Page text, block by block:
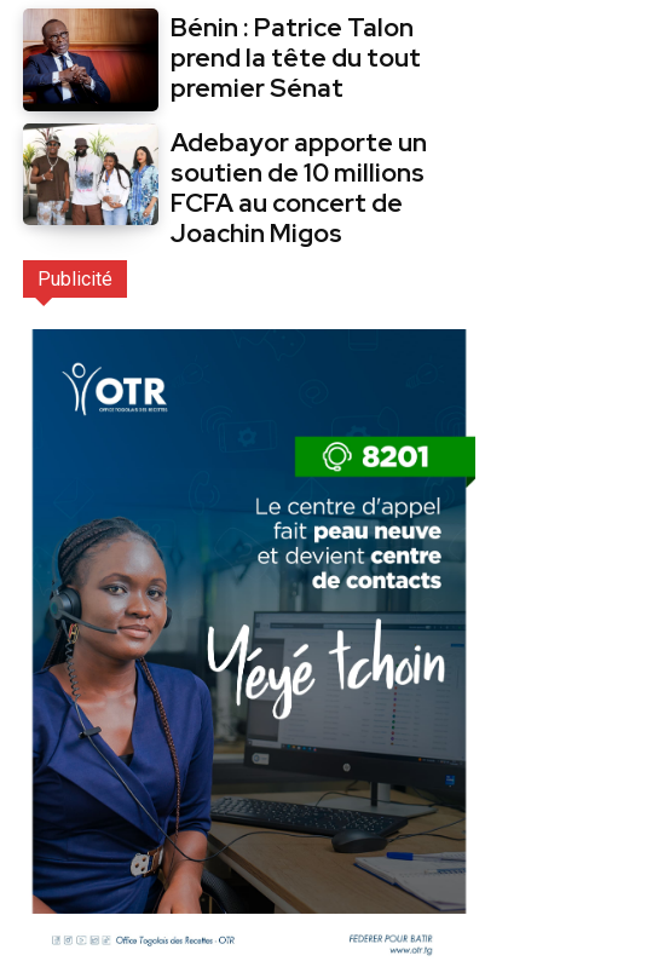
Bénin : Patrice Talon
prend la tête du tout
premier Sénat
Adebayor apporte un
soutien de 10 millions
FCFA au concert de
Joachin Migos
Publicité